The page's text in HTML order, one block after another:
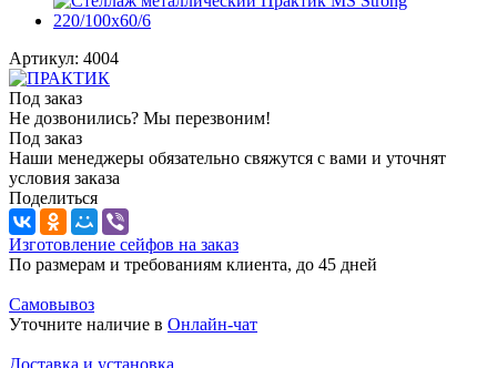
Артикул: 4004
Под заказ
Не дозвонились? Мы перезвоним!
Под заказ
Наши менеджеры обязательно свяжутся с вами и уточнят
условия заказа
Поделиться
Изготовление сейфов на заказ
По размерам и требованиям клиента, до 45 дней
Самовывоз
Уточните наличие в Онлайн-чат
Доставка и установка